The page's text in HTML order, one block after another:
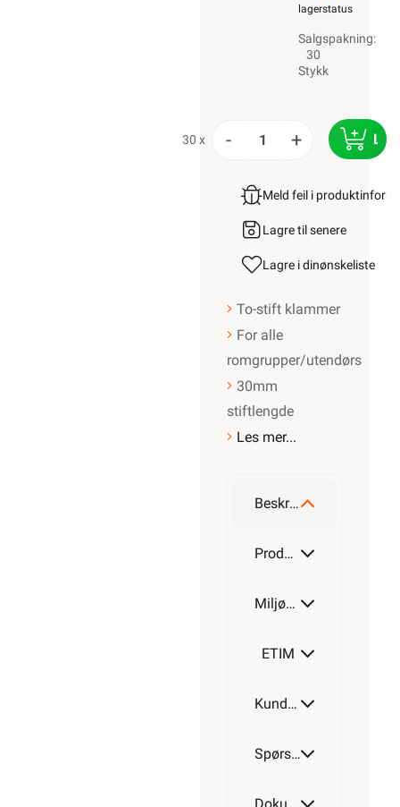
lagerstatus
Salgspakning:
30
Stykk
30 x - +
Meld feil i
Lagre til senere
Lagre i dinønskeliste
To-stift klammer
For alle
romgrupper/utendørs
30mm
stiftlengde
Les mer...
Beskrivelse
Produktdetaljer
Miljøparametere
ETIM
Kundeomtale
Spørsmål og svar